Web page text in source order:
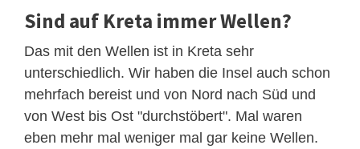
Sind auf Kreta immer Wellen?
Das mit den Wellen ist in Kreta sehr
unterschiedlich. Wir haben die Insel auch schon
mehrfach bereist und von Nord nach Süd und
von West bis Ost "durchstöbert". Mal waren
eben mehr mal weniger mal gar keine Wellen.